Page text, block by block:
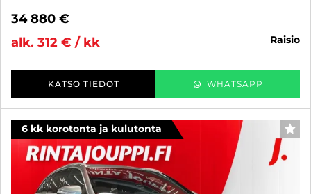
34 880 €
alk. 312 € / kk
raisio
KATSO TIEDOT WHATSAPP
6 kk korotonta ja kulutonta